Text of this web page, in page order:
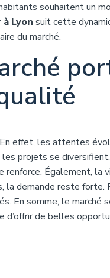
souhaitent un
Lyon suit cette
du marché.
effet, les attentes
projets se
Également, la
demande reste forte.
En somme, le marché
d’offrir de belles